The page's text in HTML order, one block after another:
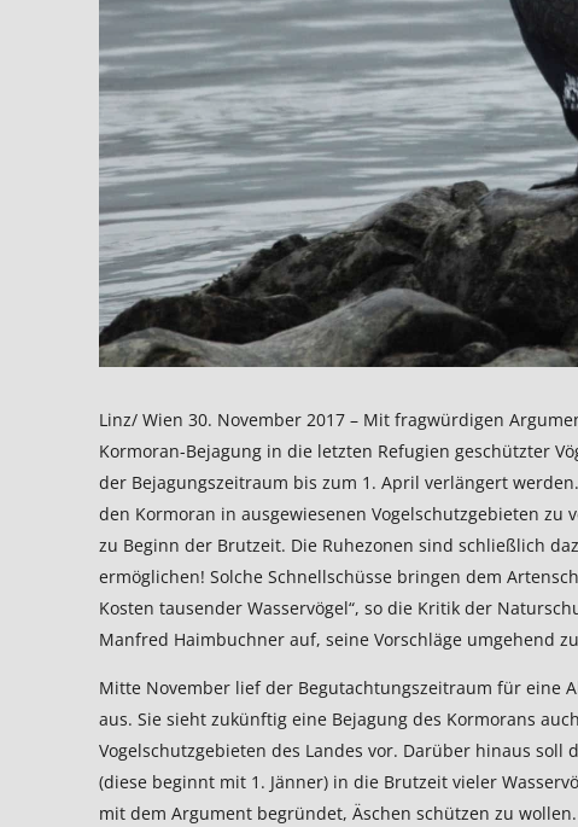
Linz/ Wien 30. November 2017 – Mit fragwürdigen
Kormoran-Bejagung in die letzten Refugien geschützter
der Bejagungszeitraum bis zum 1. April verlängert
den Kormoran in ausgewiesenen Vogelschutzgebieten
zu Beginn der Brutzeit. Die Ruhezonen sind schließlich
ermöglichen! Solche Schnellschüsse bringen dem
Kosten tausender Wasservögel“, so die Kritik der
Manfred Haimbuchner auf, seine Vorschläge umgehend
Mitte November lief der Begutachtungszeitraum für eine
aus. Sie sieht zukünftig eine Bejagung des Kormorans
Vogelschutzgebieten des Landes vor. Darüber hinaus
(diese beginnt mit 1. Jänner) in die Brutzeit vieler
mit dem Argument begründet, Äschen schützen zu